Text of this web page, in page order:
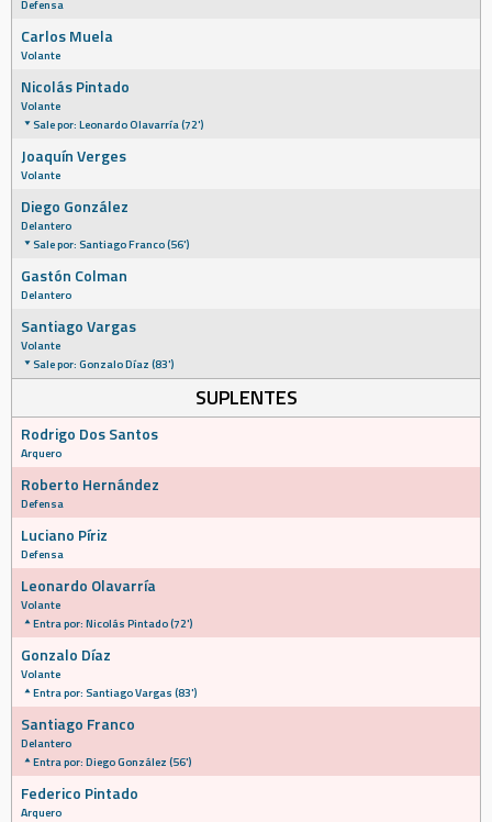
Defensa
Carlos Muela
Volante
Nicolás Pintado
Volante
Sale por: Leonardo Olavarría (72')
Joaquín Verges
Volante
Diego González
Delantero
Sale por: Santiago Franco (56')
Gastón Colman
Delantero
Santiago Vargas
Volante
Sale por: Gonzalo Díaz (83')
SUPLENTES
Rodrigo Dos Santos
Arquero
Roberto Hernández
Defensa
Luciano Píriz
Defensa
Leonardo Olavarría
Volante
Entra por: Nicolás Pintado (72')
Gonzalo Díaz
Volante
Entra por: Santiago Vargas (83')
Santiago Franco
Delantero
Entra por: Diego González (56')
Federico Pintado
Arquero